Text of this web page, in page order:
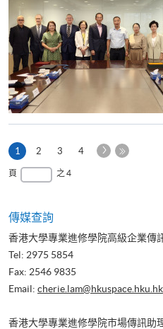
1 本
頁
2 3 4
下
頁 之 4
傳媒查詢
香港大學專業進修學院高級企業
Tel: 2975 5854
Fax: 2546 9835
Email: cherie.lam@hkuspace.hku.hk
香港大學專業進修學院市場傳訊